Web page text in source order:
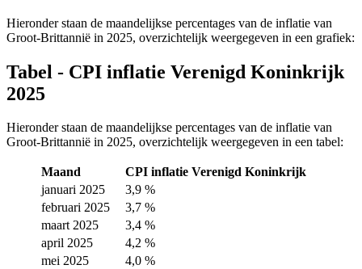
Hieronder staan de maandelijkse percentages van de inflatie van
Groot-Brittannië in 2025, overzichtelijk weergegeven in een grafiek:
Tabel - CPI inflatie Verenigd Koninkrijk
2025
Hieronder staan de maandelijkse percentages van de inflatie van
Groot-Brittannië in 2025, overzichtelijk weergegeven in een tabel:
Maand
CPI inflatie Verenigd Koninkrijk
januari 2025
3,9 %
februari 2025
3,7 %
maart 2025
3,4 %
april 2025
4,2 %
mei 2025
4,0 %